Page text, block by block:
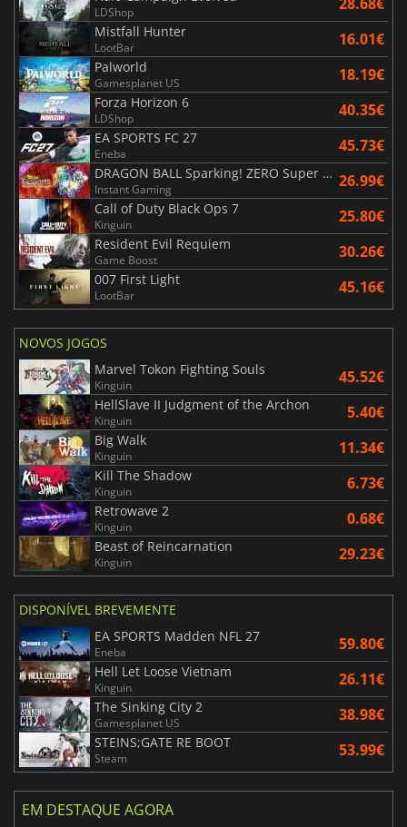
LDShop
Mistfall Hunter
LootBar 16.01€
Palworld
Gamesplanet US 18.19€
Forza Horizon 6
LDShop 40.35€
EA SPORTS FC 27
Eneba 45.73€
DRAGON BALL Sparking! ZERO Super Limit Breaking NEO
Instant Gaming 26.99€
Call of Duty Black Ops 7
Kinguin 25.80€
Resident Evil Requiem
Game Boost 30.26€
007 First Light
LootBar 45.16€
NOVOS JOGOS
Marvel Tokon Fighting Souls
Kinguin 45.52€
HellSlave II Judgment of the Archon
Kinguin 5.40€
Big Walk
Kinguin 11.34€
Kill The Shadow
Kinguin 6.73€
Retrowave 2
Kinguin 0.68€
Beast of Reincarnation
Kinguin 29.23€
DISPONÍVEL BREVEMENTE
EA SPORTS Madden NFL 27
Eneba 59.80€
Hell Let Loose Vietnam
Kinguin 26.11€
The Sinking City 2
Gamesplanet US 38.98€
STEINS;GATE RE BOOT
Steam 53.99€
EM DESTAQUE AGORA